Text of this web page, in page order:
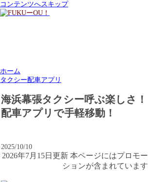
コンテンツへスキップ
ホーム
タクシー配車アプリ
海浜幕張タクシー呼ぶ楽しさ！
配車アプリで手軽移動！
2025/10/10
2026年7月15日更新 本ページにはプロモー
ションが含まれています